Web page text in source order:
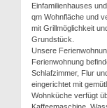
Einfamilienhauses
qm Wohnfläche und
mit Grillmöglichkeit
Grundstück.
Unsere
Ferienwohnung
Schlafzimmer, Flur
eingerichtet mit
Wohnküche verfügt